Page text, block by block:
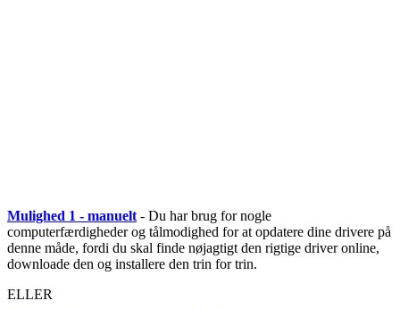
Mulighed 1 - manuelt - Du har brug for nogle
computerfærdigheder og tålmodighed for at opdatere dine drivere på
denne måde, fordi du skal finde nøjagtigt den rigtige driver online,
downloade den og installere den trin for trin.
ELLER